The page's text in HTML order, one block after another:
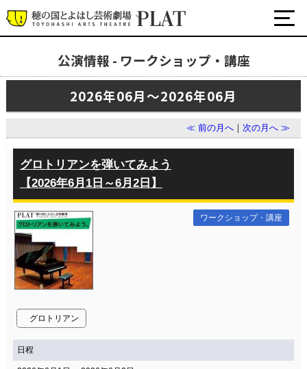
公式SNS
アクセシビリティ/
公演情報 - ワークショップ・講座
2026年06月～2026年06月
≪ 前の月へ ｜次の月へ ≫
グロトリアンを弾いてみよう
【2026年6月1日～6月2日】
グロトリアン
ワークショップ・講座
日程
最新の公演・イベント情報
演劇・ダンス・音楽など
イベント
プラットについて
チケット・座席表・鑑賞サポートなど
施設の利用について
サポート
関連団体・施設